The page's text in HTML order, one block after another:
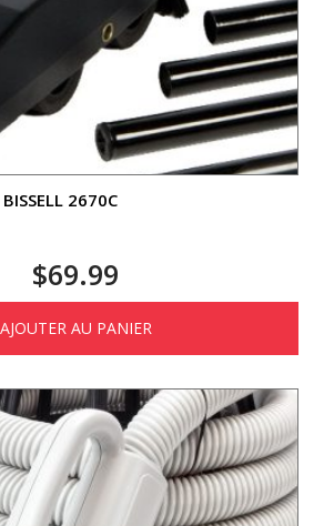
2670C
$69.99
AJOUTER AU PANIER